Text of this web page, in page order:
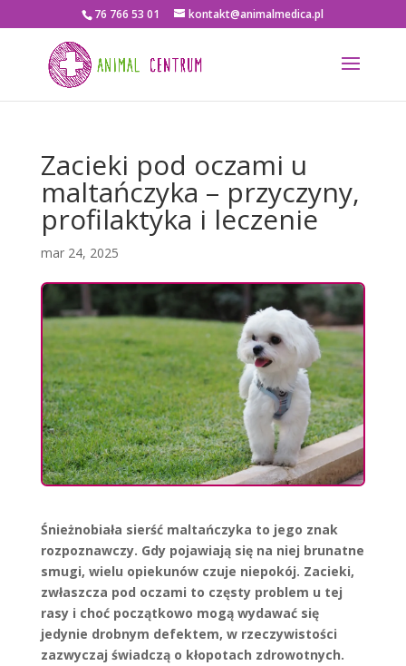
76 766 53 01 kontakt@animalmedica.pl
Zacieki pod oczami u
maltańczyka – przyczyny,
profilaktyka i leczenie
mar 24, 2025
Śnieżnobiała sierść maltańczyka to jego znak
rozpoznawczy. Gdy pojawiają się na niej brunatne
smugi, wielu opiekunów czuje niepokój. Zacieki,
zwłaszcza pod oczami to częsty problem u tej
rasy i choć początkowo mogą wydawać się
jedynie drobnym defektem, w rzeczywistości
zazwyczaj świadczą o kłopotach zdrowotnych.